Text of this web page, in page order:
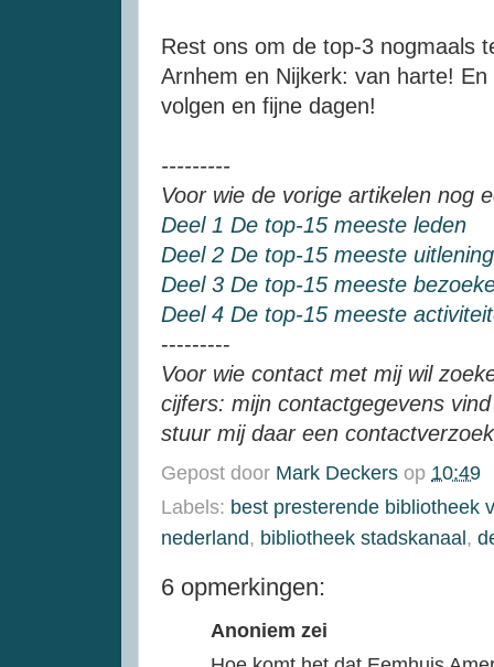
Rest ons om de top-3 nogmaals
Arnhem en Nijkerk: van harte!
volgen en fijne dagen!
---------
Voor wie de vorige artikelen nog
Deel 1 De top-15 meeste leden
Deel 2 De top-15 meeste
Deel 3 De top-15 meeste
Deel 4 De top-15 meeste
---------
Voor wie contact met mij wil
cijfers: mijn contactgegevens
stuur mij daar een
Gepost door Mark Deckers op 10:49
Labels: best presterende bibliotheek
nederland, bibliotheek stadskanaal ,
6 opmerkingen:
Anoniem zei